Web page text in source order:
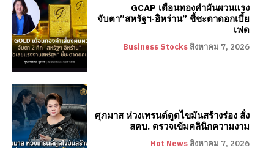
GCAP เตือนทองคำผันผวนแรง
จับตา”สหรัฐฯ-อิหร่าน” ชี้ชะตาดอกเบี้ย
เฟด
Business Stocks สิงหาคม 7, 2026
ศุภมาส ห่วงเทรนด์ดูดไขมันสร้างร่อง สั่ง
สคบ. ตรวจเข้มคลินิกความงาม
Hot News สิงหาคม 7, 2026